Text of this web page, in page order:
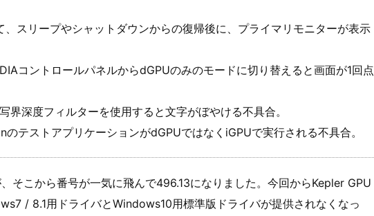
、スリープやシャットダウンからの復帰後に、プライマリモニターが表示
コントロールパネルからdGPUのみのモードに切り替えると画面が1回点
界深度フィルターを使用すると文字がぼやける不具合。
のテストアプリケーションがdGPUではなくiGPUで実行される不具合。
そこから番号が一気に飛んで496.13になりました。今回からKepler GPU
/ 8.1用ドライバとWindows10用標準版ドライバが提供されなくなっ